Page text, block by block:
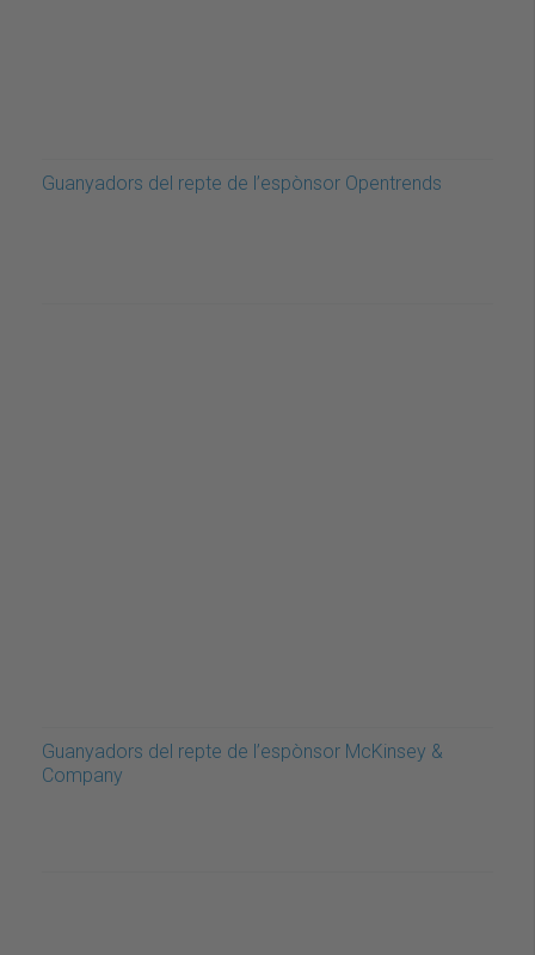
Guanyadors del repte de l’espònsor Opentrends
Guanyadors del repte de l’espònsor McKinsey &
Company